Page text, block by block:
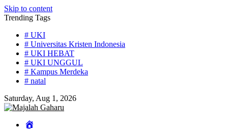
Skip to content
Trending Tags
# UKI
# Universitas Kristen Indonesia
# UKI HEBAT
# UKI UNGGUL
# Kampus Merdeka
# natal
Saturday, Aug 1, 2026